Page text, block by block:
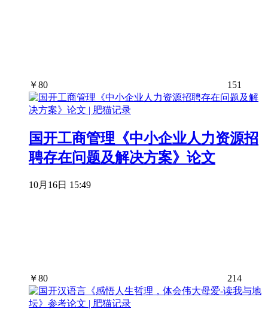
￥80 151
国开工商管理《中小企业人力资源招
聘存在问题及解决方案》论文
10月16日 15:49
￥80 214